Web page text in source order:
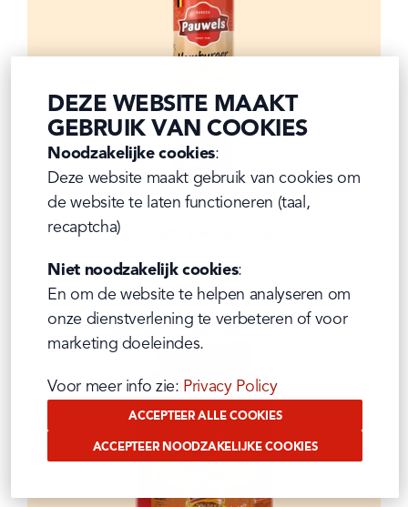
DEZE WEBSITE MAAKT
GEBRUIK VAN COOKIES
Noodzakelijke cookies:
Deze website maakt gebruik van cookies om
de website te laten functioneren (taal,
recaptcha)
Niet noodzakelijk cookies:
En om de website te helpen analyseren om
onze dienstverlening te verbeteren of voor
marketing doeleindes.
Voor meer info zie: Privacy Policy
ACCEPTEER ALLE COOKIES
ACCEPTEER NOODZAKELIJKE COOKIES